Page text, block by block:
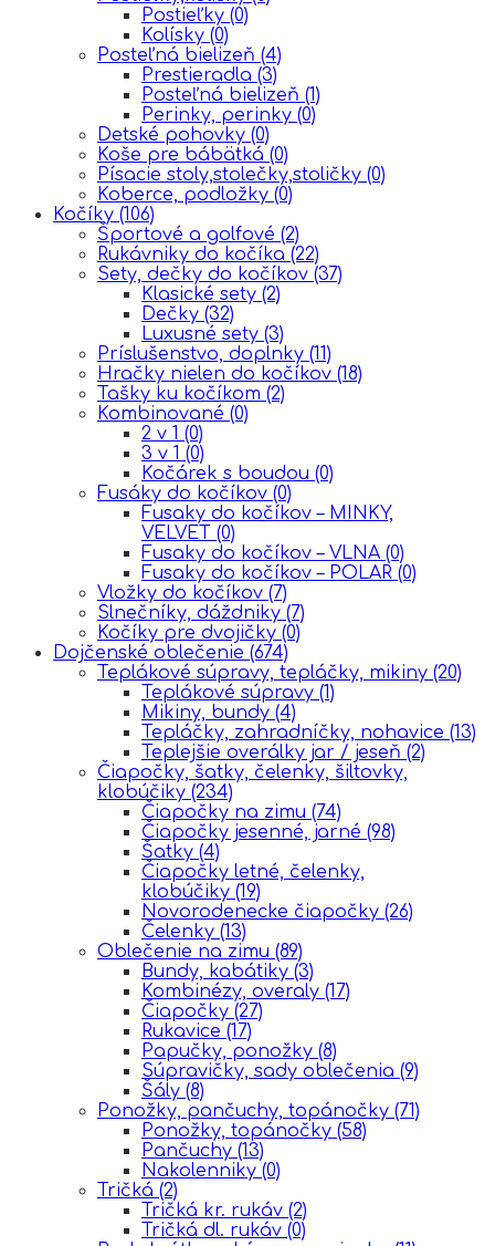
Postieľky (0)
Kolísky (0)
Posteľná bielizeň (4)
Prestieradla (3)
Posteľná bielizeň (1)
Perinky, perinky (0)
Detské pohovky (0)
Koše pre bábätká (0)
Písacie stoly,stolečky,stoličky (0)
Koberce, podložky (0)
Kočíky (106)
Športové a golfové (2)
Rukávniky do kočíka (22)
Sety, dečky do kočíkov (37)
Klasické sety (2)
Dečky (32)
Luxusné sety (3)
Príslušenstvo, doplnky (11)
Hračky nielen do kočíkov (18)
Tašky ku kočíkom (2)
Kombinované (0)
2 v 1 (0)
3 v 1 (0)
Kočárek s boudou (0)
Fusáky do kočíkov (0)
Fusaky do kočíkov – MINKY,
VELVET (0)
Fusaky do kočíkov – VLNA (0)
Fusaky do kočíkov – POLAR (0)
Vložky do kočíkov (7)
Slnečníky, dáždniky (7)
Kočíky pre dvojičky (0)
Dojčenské oblečenie (674)
Teplákové súpravy, tepláčky, mikiny (20)
Teplákové súpravy (1)
Mikiny, bundy (4)
Tepláčky, zahradníčky, nohavice (13)
Teplejšie overálky jar / jeseň (2)
Čiapočky, šatky, čelenky, šiltovky,
klobúčiky (234)
Čiapočky na zimu (74)
Čiapočky jesenné, jarné (98)
Šatky (4)
Čiapočky letné, čelenky,
klobúčiky (19)
Novorodenecke čiapočky (26)
Čelenky (13)
Oblečenie na zimu (89)
Bundy, kabátiky (3)
Kombinézy, overaly (17)
Čiapočky (27)
Rukavice (17)
Papučky, ponožky (8)
Súpravičky, sady oblečenia (9)
Šály (8)
Ponožky, pančuchy, topánočky (71)
Ponožky, topánočky (58)
Pančuchy (13)
Nakolenniky (0)
Tričká (2)
Tričká kr. rukáv (2)
Tričká dl. rukáv (0)